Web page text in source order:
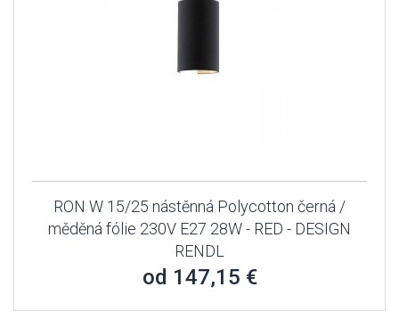
RON W 15/25 nástěnná Polycotton černá /
měděná fólie 230V E27 28W - RED - DESIGN
RENDL
od 147,15 €